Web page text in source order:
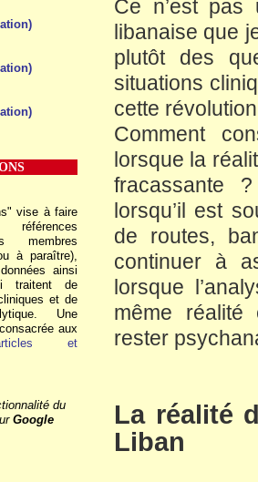
vise à faire
membres
à paraître),
ainsi
traitent de
et de
Une
aux
et
du
Google
Ce n’est pas
libanaise que
plutôt des
situations
cette
Comment
lorsque la
fracassante
lorsqu’il est
de routes,
continuer à
lorsque
même réalité
rester
La réalité
Liban